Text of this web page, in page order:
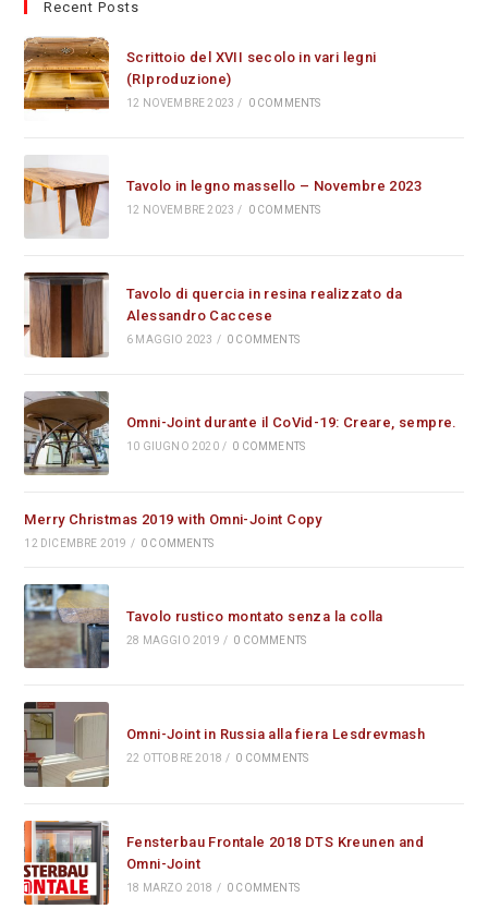
Recent Posts
Scrittoio del XVII secolo in vari legni
(RIproduzione)
12 NOVEMBRE 2023 / 0 COMMENTS
Tavolo in legno massello – Novembre 2023
12 NOVEMBRE 2023 / 0 COMMENTS
Tavolo di quercia in resina realizzato da
Alessandro Caccese
6 MAGGIO 2023 / 0 COMMENTS
Omni-Joint durante il CoVid-19: Creare, sempre.
10 GIUGNO 2020 / 0 COMMENTS
Merry Christmas 2019 with Omni-Joint Copy
12 DICEMBRE 2019 / 0 COMMENTS
Tavolo rustico montato senza la colla
28 MAGGIO 2019 / 0 COMMENTS
Omni-Joint in Russia alla fiera Lesdrevmash
22 OTTOBRE 2018 / 0 COMMENTS
Fensterbau Frontale 2018 DTS Kreunen and
Omni-Joint
18 MARZO 2018 / 0 COMMENTS